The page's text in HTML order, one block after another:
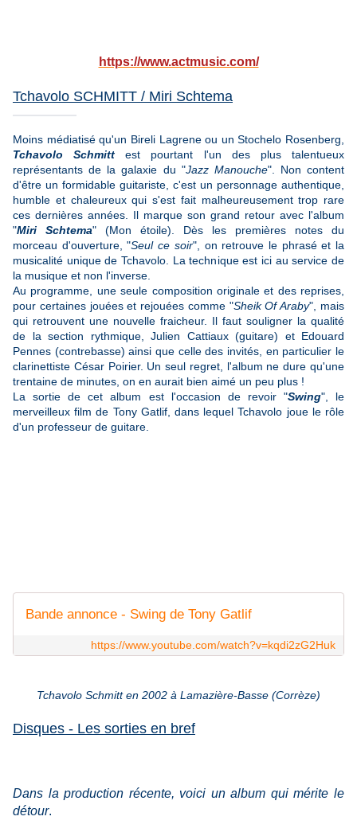
https://www.actmusic.com/
Tchavolo SCHMITT / Miri Schtema
Moins médiatisé qu'un Bireli Lagrene ou un Stochelo Rosenberg,
Tchavolo Schmitt est pourtant l'un des plus talentueux
représentants de la galaxie du "Jazz Manouche". Non content
d'être un formidable guitariste, c'est un personnage authentique,
humble et chaleureux qui s'est fait malheureusement trop rare
ces dernières années. Il marque son grand retour avec l'album
"Miri Schtema" (Mon étoile). Dès les premières notes du
morceau d'ouverture, "Seul ce soir", on retrouve le phrasé et la
musicalité unique de Tchavolo. La technique est ici au service de
la musique et non l'inverse.
Au programme, une seule composition originale et des reprises,
pour certaines jouées et rejouées comme "Sheik Of Araby", mais
qui retrouvent une nouvelle fraicheur. Il faut souligner la qualité
de la section rythmique, Julien Cattiaux (guitare) et Edouard
Pennes (contrebasse) ainsi que celle des invités, en particulier le
clarinettiste César Poirier. Un seul regret, l'album ne dure qu'une
trentaine de minutes, on en aurait bien aimé un peu plus !
La sortie de cet album est l'occasion de revoir "Swing", le
merveilleux film de Tony Gatlif, dans lequel Tchavolo joue le rôle
d'un professeur de guitare.
Bande annonce - Swing de Tony Gatlif
https://www.youtube.com/watch?v=kqdi2zG2Huk
Tchavolo Schmitt en 2002 à Lamazière-Basse (Corrèze)
Disques - Les sorties en bref
Dans la production récente, voici un album qui mérite le
détour.